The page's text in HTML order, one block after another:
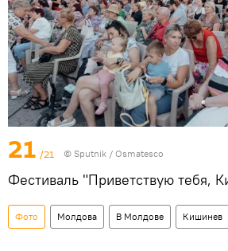
21 /21 © Sputnik / Osmatesco
Фестиваль "Приветствую тебя,
Фото Молдова В Молдове Кишинев